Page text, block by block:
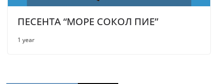
ПЕСЕНТА “МОРЕ СОКОЛ ПИЕ”
1 year